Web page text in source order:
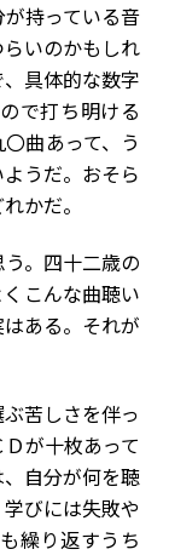
持っている音
いのかもしれ
具体的な数字
で打ち明ける
曲あって、う
うだ。おそら
かだ。
。四十二歳の
こんな曲聴い
ある。それが
苦しさを伴っ
が十枚あって
自分が何を聴
びには失敗や
繰り返すうち